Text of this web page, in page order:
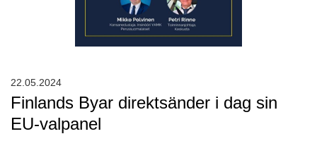
Finlands Byar direktsänder i dag sin
EU-valpanel
22.05.2024